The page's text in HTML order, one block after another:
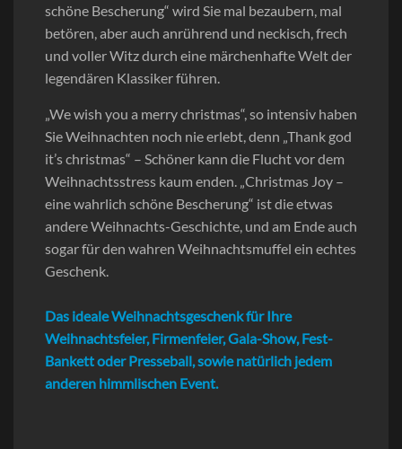
schöne Bescherung“ wird Sie mal bezaubern, mal
betören, aber auch anrührend und neckisch, frech
und voller Witz durch eine märchenhafte Welt der
legendären Klassiker führen.
„We wish you a merry christmas“, so intensiv haben
Sie Weihnachten noch nie erlebt, denn „Thank god
it’s christmas“ – Schöner kann die Flucht vor dem
Weihnachtsstress kaum enden. „Christmas Joy –
eine wahrlich schöne Bescherung“ ist die etwas
andere Weihnachts-Geschichte, und am Ende auch
sogar für den wahren Weihnachtsmuffel ein echtes
Geschenk.
Das ideale Weihnachtsgeschenk für Ihre
Weihnachtsfeier, Firmenfeier, Gala-Show, Fest-
Bankett oder Presseball, sowie natürlich jedem
anderen himmlischen Event.